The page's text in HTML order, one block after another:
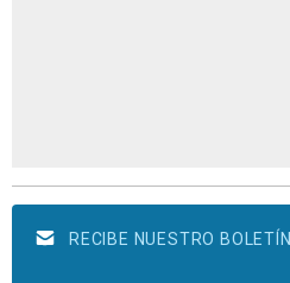
RECIBE NUESTRO BOLETÍN